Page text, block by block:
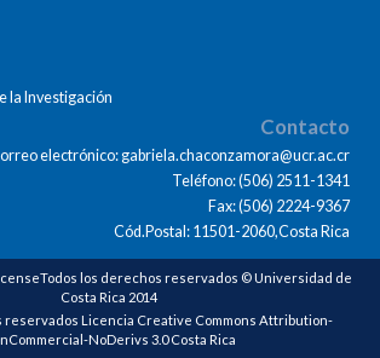
la Investigación
Contacto
electrónico: gabriela.chaconzamora@ucr.ac.cr
Teléfono: (506) 2511-1341
Fax: (506) 2224-9367
Cód.Postal: 11501-2060,Costa Rica
los derechos reservados © Universidad de
Costa Rica 2014
reservados Licencia Creative Commons Attribution-
NoDerivs 3.0 Costa Rica